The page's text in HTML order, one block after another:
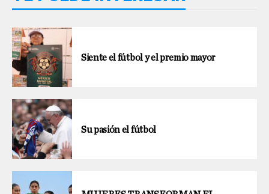
Siente el fútbol y el premio mayor
Su pasión el fútbol